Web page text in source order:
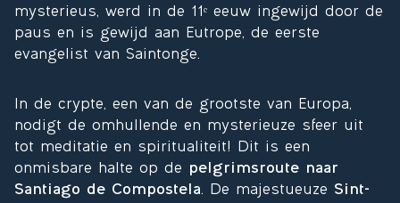
mysterieus, werd in de 11ᵉ eeuw ingewijd door de
paus en is gewijd aan Eutrope, de eerste
evangelist van Saintonge.
In de crypte, een van de grootste van Europa,
nodigt de omhullende en mysterieuze sfeer uit
tot meditatie en spiritualiteit! Dit is een
onmisbare halte op de pelgrimsroute naar
Santiago de Compostela . De majestueuze Sint-